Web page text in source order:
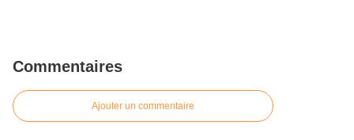
Commentaires
Ajouter un commentaire